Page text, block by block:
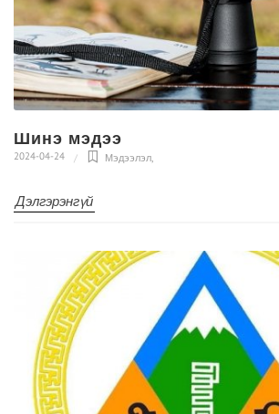
Шинэ мэдээ
2024-04-24 Мэдээлэл,
Дэлгэрэнгүй